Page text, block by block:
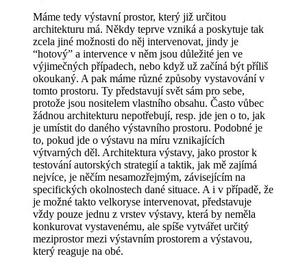
Máme tedy výstavní prostor, který již určitou
architekturu má. Někdy teprve vzniká a poskytuje tak
zcela jiné možnosti do něj intervenovat, jindy je
“hotový” a intervence v něm jsou důležité jen ve
výjimečných případech, nebo když už začíná být příliš
okoukaný. A pak máme různé způsoby vystavování v
tomto prostoru. Ty představují svět sám pro sebe,
protože jsou nositelem vlastního obsahu. Často vůbec
žádnou architekturu nepotřebují, resp. jde jen o to, jak
je umístit do daného výstavního prostoru. Podobné je
to, pokud jde o výstavu na míru vznikajících
výtvarných děl. Architektura výstavy, jako prostor k
testování autorských strategií a taktik, jak mě zajímá
nejvíce, je něčím nesamozřejmým, závisejícím na
specifických okolnostech dané situace. A i v případě, že
je možné takto velkoryse intervenovat, představuje
vždy pouze jednu z vrstev výstavy, která by neměla
konkurovat vystavenému, ale spíše vytvářet určitý
meziprostor mezi výstavním prostorem a výstavou,
který reaguje na obé.